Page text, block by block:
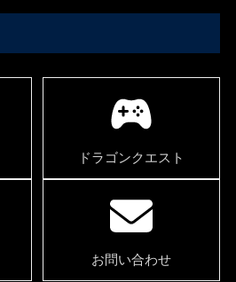
ドラゴンクエスト
お問い合わせ